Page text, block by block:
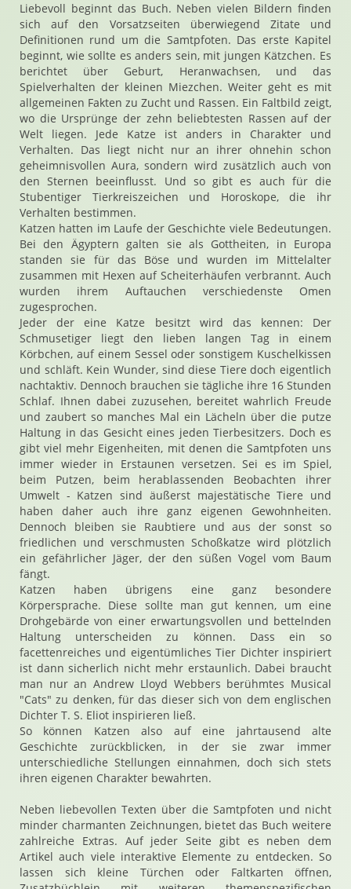
Liebevoll beginnt das Buch. Neben vielen Bildern finden
sich auf den Vorsatzseiten überwiegend Zitate und
Definitionen rund um die Samtpfoten. Das erste Kapitel
beginnt, wie sollte es anders sein, mit jungen Kätzchen. Es
berichtet über Geburt, Heranwachsen, und das
Spielverhalten der kleinen Miezchen. Weiter geht es mit
allgemeinen Fakten zu Zucht und Rassen. Ein Faltbild zeigt,
wo die Ursprünge der zehn beliebtesten Rassen auf der
Welt liegen. Jede Katze ist anders in Charakter und
Verhalten. Das liegt nicht nur an ihrer ohnehin schon
geheimnisvollen Aura, sondern wird zusätzlich auch von
den Sternen beeinflusst. Und so gibt es auch für die
Stubentiger Tierkreiszeichen und Horoskope, die ihr
Verhalten bestimmen.
Katzen hatten im Laufe der Geschichte viele Bedeutungen.
Bei den Ägyptern galten sie als Gottheiten, in Europa
standen sie für das Böse und wurden im Mittelalter
zusammen mit Hexen auf Scheiterhäufen verbrannt. Auch
wurden ihrem Auftauchen verschiedenste Omen
zugesprochen.
Jeder der eine Katze besitzt wird das kennen: Der
Schmusetiger liegt den lieben langen Tag in einem
Körbchen, auf einem Sessel oder sonstigem Kuschelkissen
und schläft. Kein Wunder, sind diese Tiere doch eigentlich
nachtaktiv. Dennoch brauchen sie tägliche ihre 16 Stunden
Schlaf. Ihnen dabei zuzusehen, bereitet wahrlich Freude
und zaubert so manches Mal ein Lächeln über die putze
Haltung in das Gesicht eines jeden Tierbesitzers. Doch es
gibt viel mehr Eigenheiten, mit denen die Samtpfoten uns
immer wieder in Erstaunen versetzen. Sei es im Spiel,
beim Putzen, beim herablassenden Beobachten ihrer
Umwelt - Katzen sind äußerst majestätische Tiere und
haben daher auch ihre ganz eigenen Gewohnheiten.
Dennoch bleiben sie Raubtiere und aus der sonst so
friedlichen und verschmusten Schoßkatze wird plötzlich
ein gefährlicher Jäger, der den süßen Vogel vom Baum
fängt.
Katzen haben übrigens eine ganz besondere
Körpersprache. Diese sollte man gut kennen, um eine
Drohgebärde von einer erwartungsvollen und bettelnden
Haltung unterscheiden zu können. Dass ein so
facettenreiches und eigentümliches Tier Dichter inspiriert
ist dann sicherlich nicht mehr erstaunlich. Dabei braucht
man nur an Andrew Lloyd Webbers berühmtes Musical
"Cats" zu denken, für das dieser sich von dem englischen
Dichter T. S. Eliot inspirieren ließ.
So können Katzen also auf eine jahrtausend alte
Geschichte zurückblicken, in der sie zwar immer
unterschiedliche Stellungen einnahmen, doch sich stets
ihren eigenen Charakter bewahrten.
Neben liebevollen Texten über die Samtpfoten und nicht
minder charmanten Zeichnungen, bietet das Buch weitere
zahlreiche Extras. Auf jeder Seite gibt es neben dem
Artikel auch viele interaktive Elemente zu entdecken. So
lassen sich kleine Türchen oder Faltkarten öffnen,